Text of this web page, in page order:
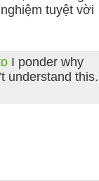
tuyệt vời
I ponder why
understand this.